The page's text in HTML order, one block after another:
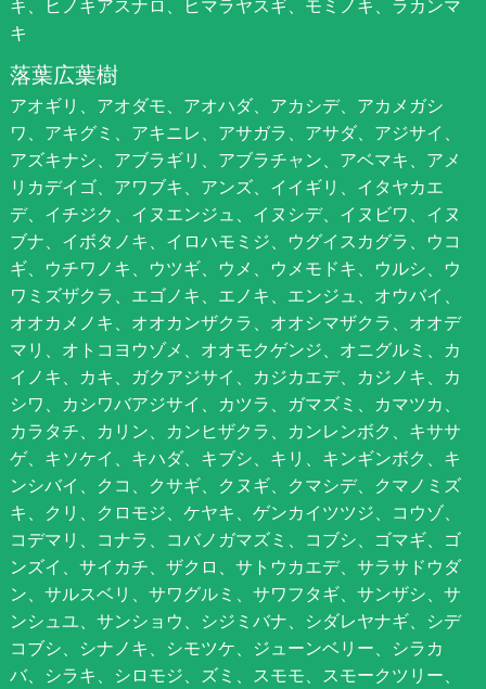
キ、ヒノキアスナロ、ヒマラヤスギ、モミノキ、ラカンマ
キ
落葉広葉樹
アオギリ、アオダモ、アオハダ、アカシデ、アカメガシ
ワ、アキグミ、アキニレ、アサガラ、アサダ、アジサイ、
アズキナシ、アブラギリ、アブラチャン、アベマキ、アメ
リカデイゴ、アワブキ、アンズ、イイギリ、イタヤカエ
デ、イチジク、イヌエンジュ、イヌシデ、イヌビワ、イヌ
ブナ、イボタノキ、イロハモミジ、ウグイスカグラ、ウコ
ギ、ウチワノキ、ウツギ、ウメ、ウメモドキ、ウルシ、ウ
ワミズザクラ、エゴノキ、エノキ、エンジュ、オウバイ、
オオカメノキ、オオカンザクラ、オオシマザクラ、オオデ
マリ、オトコヨウゾメ、オオモクゲンジ、オニグルミ、カ
イノキ、カキ、ガクアジサイ、カジカエデ、カジノキ、カ
シワ、カシワバアジサイ、カツラ、ガマズミ、カマツカ、
カラタチ、カリン、カンヒザクラ、カンレンボク、キササ
ゲ、キソケイ、キハダ、キブシ、キリ、キンギンボク、キ
ンシバイ、クコ、クサギ、クヌギ、クマシデ、クマノミズ
キ、クリ、クロモジ、ケヤキ、ゲンカイツツジ、コウゾ、
コデマリ、コナラ、コバノガマズミ、コブシ、ゴマギ、ゴ
ンズイ、サイカチ、ザクロ、サトウカエデ、サラサドウダ
ン、サルスベリ、サワグルミ、サワフタギ、サンザシ、サ
ンシュユ、サンショウ、シジミバナ、シダレヤナギ、シデ
コブシ、シナノキ、シモツケ、ジューンベリー、シラカ
バ、シラキ、シロモジ、ズミ、スモモ、スモークツリー、